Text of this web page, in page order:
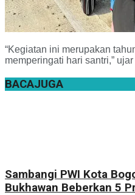
“Kegiatan ini merupakan
memperingati hari santri,”
BACAJUGA
Sambangi PWI Kota
Bukhawan Beberkan 5